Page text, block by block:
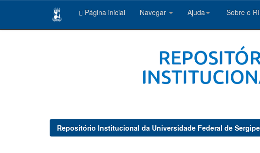
Página inicial Navegar Ajuda Sobre o
Repositório Institucional da Universidade Federal de Sergipe